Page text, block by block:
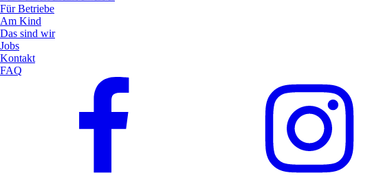
Für Betriebe
Am Kind
Das sind wir
Jobs
Kontakt
FAQ